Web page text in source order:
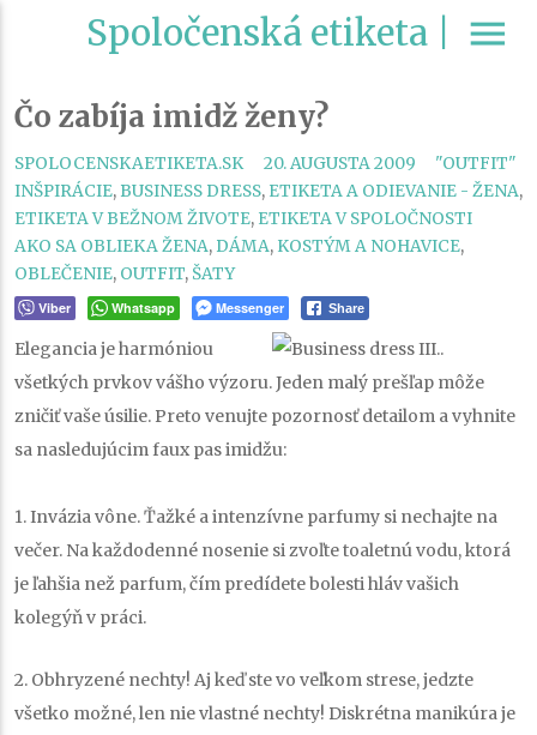
Spoločenská etiketa | menu
Čo zabíja imidž ženy?
SPOLOCENSKAETIKETA.SK 20. AUGUSTA 2009
"OUTFIT"
INŠPIRÁCIE, BUSINESS DRESS, ETIKETA A ODIEVANIE - ŽENA,
ETIKETA V BEŽNOM ŽIVOTE, ETIKETA V SPOLOČNOSTI
AKO SA OBLIEKA ŽENA, DÁMA, KOSTÝM A NOHAVICE,
OBLEČENIE, OUTFIT, ŠATY
Viber Whatsapp Messenger Share
Elegancia je harmóniou
všetkých prvkov vášho výzoru. Jeden malý prešľap môže
zničiť vaše úsilie. Preto venujte pozornosť detailom a vyhnite
sa nasledujúcim faux pas imidžu:
1. Invázia vône.Ťažké a intenzívne parfumy si nechajte na
večer. Na každodenné nosenie si zvoľte toaletnú vodu, ktorá
je ľahšia než parfum, čím predídete bolesti hláv vašich
kolegýň v práci.
2. Obhryzené nechty! Aj keď ste vo veľkom strese, jedzte
všetko možné, len nie vlastné nechty! Diskrétna manikúra je